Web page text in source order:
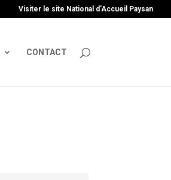
Visiter le site National d’Accueil Paysan
CONTACT